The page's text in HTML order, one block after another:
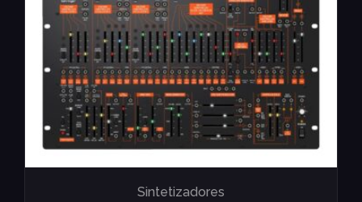
Sintetizadores